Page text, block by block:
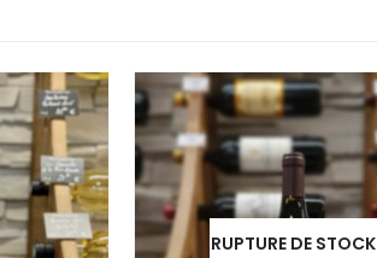
RUPTURE DE STOCK